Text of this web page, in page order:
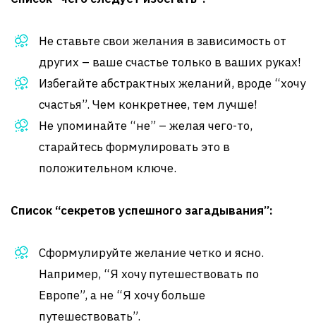
Не ставьте свои желания в зависимость от
других – ваше счастье только в ваших руках!
Избегайте абстрактных желаний, вроде “хочу
счастья”. Чем конкретнее, тем лучше!
Не упоминайте “не” – желая чего-то,
старайтесь формулировать это в
положительном ключе.
Список “секретов успешного загадывания”:
Сформулируйте желание четко и ясно.
Например, “Я хочу путешествовать по
Европе”, а не “Я хочу больше
путешествовать”.